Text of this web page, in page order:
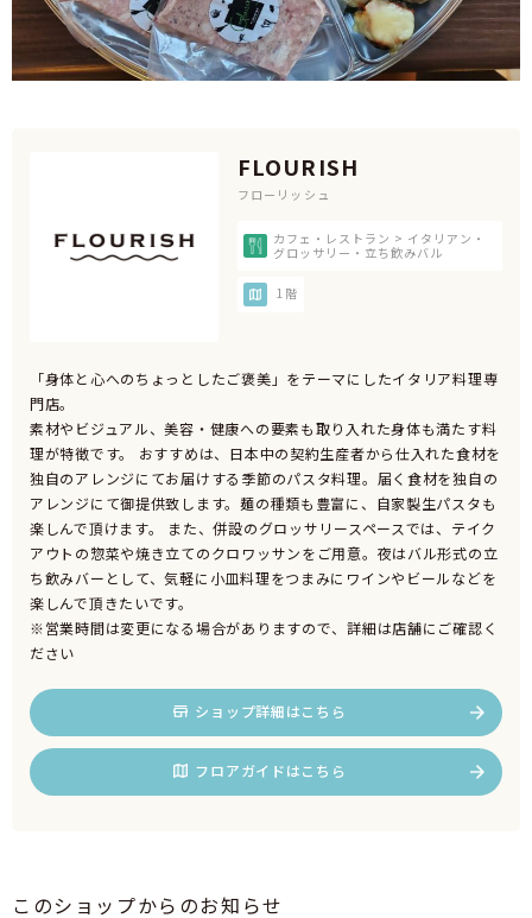
FLOURISH
フローリッシュ
カフェ・レストラン > イタリアン・
グロッサリー・立ち飲みバル
1階
「身体と心へのちょっとしたご褒美」をテーマにしたイタリア料理専
門店。
素材やビジュアル、美容・健康への要素も取り入れた身体も満たす料
理が特徴です。 おすすめは、日本中の契約生産者から仕入れた食材を
独自のアレンジにてお届けする季節のパスタ料理。届く食材を独自の
アレンジにて御提供致します。麺の種類も豊富に、自家製生パスタも
楽しんで頂けます。 また、併設のグロッサリースペースでは、テイク
アウトの惣菜や焼き立てのクロワッサンをご用意。夜はバル形式の立
ち飲みバーとして、気軽に小皿料理をつまみにワインやビールなどを
楽しんで頂きたいです。
※営業時間は変更になる場合がありますので、詳細は店舗にご確認く
ださい
ショップ詳細はこちら
フロアガイドはこちら
このショップからのお知らせ